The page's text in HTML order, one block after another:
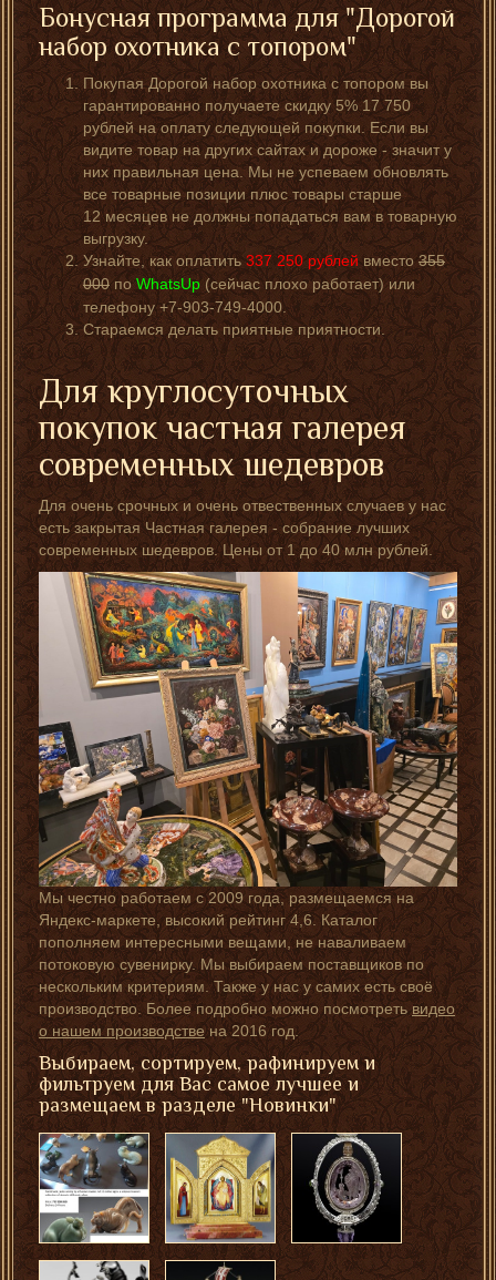
Бонусная программа для "Дорогой
набор охотника с топором"
Покупая Дорогой набор охотника с топором вы
гарантированно получаете скидку 5% 17 750
рублей на оплату следующей покупки. Если вы
видите товар на других сайтах и дороже - значит у
них правильная цена. Мы не успеваем обновлять
все товарные позиции плюс товары старше
12 месяцев не должны попадаться вам в товарную
выгрузку.
Узнайте, как оплатить337 250 рублейвместо355
000поWhatsUp (сейчас плохо работает) или
телефону +7-903-749-4000.
Стараемся делать приятные приятности.
Для круглосуточных
покупок частная галерея
современных шедевров
Для очень срочных и очень отвественных случаев у нас
есть закрытая Частная галерея - собрание лучших
современных шедевров. Цены от 1 до 40 млн рублей.
Мы честно работаем с 2009 года, размещаемся на
Яндекс-маркете, высокий рейтинг 4,6. Каталог
пополняем интересными вещами, не наваливаем
потоковую сувенирку. Мы выбираем поставщиков по
нескольким критериям. Также у нас у самих есть своё
производство. Более подробно можно посмотретьвидео
о нашем производствена 2016 год.
Выбираем, сортируем, рафинируем и
фильтруем для Вас самое лучшее и
размещаем в разделе "Новинки"